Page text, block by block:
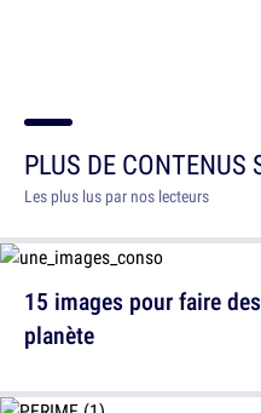
PLUS DE CONTENUS
Les plus lus par nos lecteurs
15 images pour faire
planète